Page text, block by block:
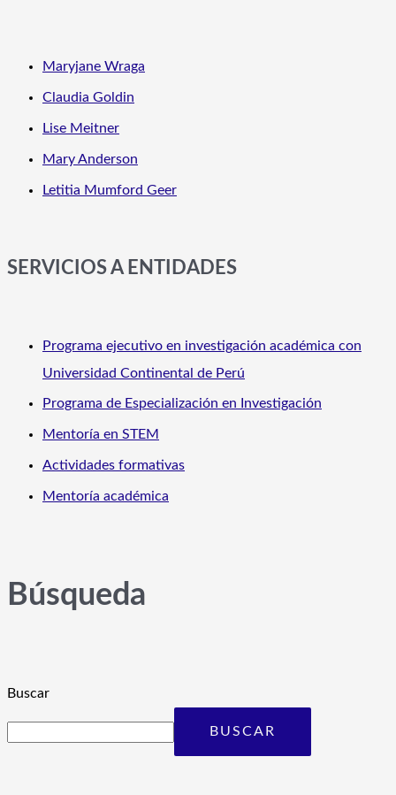
Maryjane Wraga
Claudia Goldin
Lise Meitner
Mary Anderson
Letitia Mumford Geer
SERVICIOS A ENTIDADES
Programa ejecutivo en investigación académica con
Universidad Continental de Perú
Programa de Especialización en Investigación
Mentoría en STEM
Actividades formativas
Mentoría académica
Búsqueda
Buscar
BUSCAR